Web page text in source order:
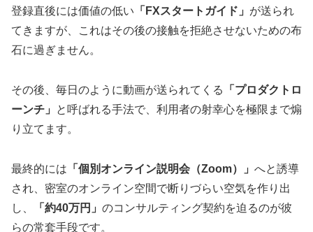
登録直後には価値の低い 「FXスタートガイド」 が送られ
てきますが、これはその後の接触を拒絶させないための布
石に過ぎません。
その後、毎日のように動画が送られてくる
「プロダクトロ
ーンチ」
と呼ばれる手法で、利用者の射幸心を極限まで煽
り立てます。
最終的には 「個別オンライン説明会（Zoom）」 へと誘導
され、密室のオンライン空間で断りづらい空気を作り出
し、
「約40万円」 のコンサルティング契約を迫るのが彼
らの常套手段です。